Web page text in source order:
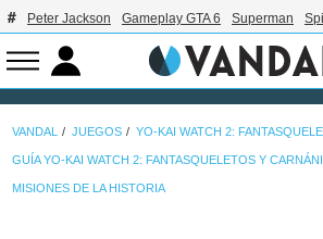
Peter Jackson Gameplay GTA 6 Superman
VANDAL JUEGOS YO-KAI WATCH 2:
GUÍA YO-KAI WATCH 2: FANTASQUELETOS Y
MISIONES DE LA HISTORIA